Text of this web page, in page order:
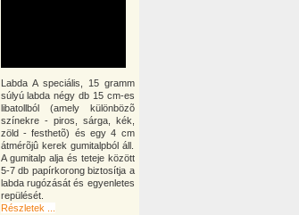
Labda A speciális, 15 gramm
súlyú labda négy db 15 cm-es
libatollból (amely különbözõ
színekre - piros, sárga, kék,
zöld - festhetõ) és egy 4 cm
átmérõjû kerek gumitalpból áll.
A gumitalp alja és teteje között
5-7 db papírkorong biztosítja a
labda rugózását és egyenletes
repülését.
Részletek ...